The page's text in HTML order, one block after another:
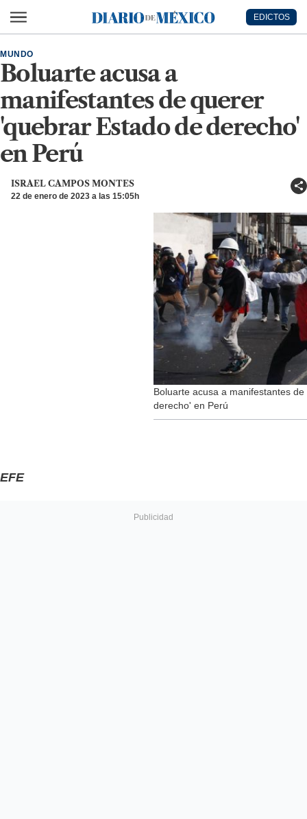
Diario de México
EDICTOS
Boluarte acusa a
manifestantes de querer
'quebrar Estado de derecho'
en Perú
MUNDO
ISRAEL CAMPOS MONTES
22 de enero de 2023 a las 15:05h
Boluarte acusa a manifestantes
derecho' en Perú
EFE